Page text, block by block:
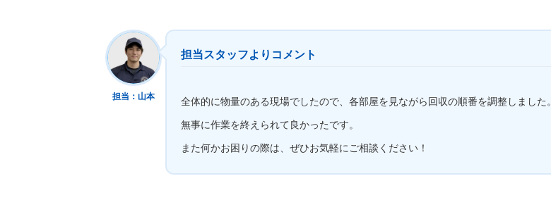
担当：山本
担当スタッフよりコメント
全体的に物量のある現場でしたので、各部屋を見ながら回収の順番を調整しました。
無事に作業を終えられて良かったです。
また何かお困りの際は、ぜひお気軽にご相談ください！